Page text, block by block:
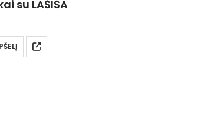
su LAŠIŠA